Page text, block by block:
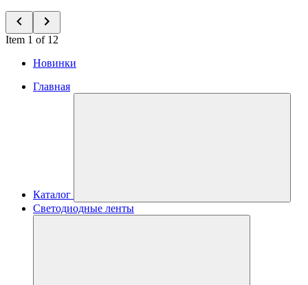
Item 1 of 12
Новинки
Главная
Каталог
Светодиодные ленты